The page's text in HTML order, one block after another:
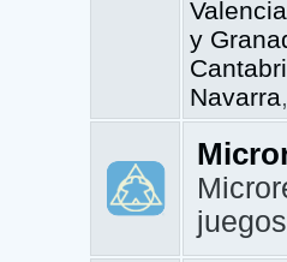
Valencia
y
Navarra